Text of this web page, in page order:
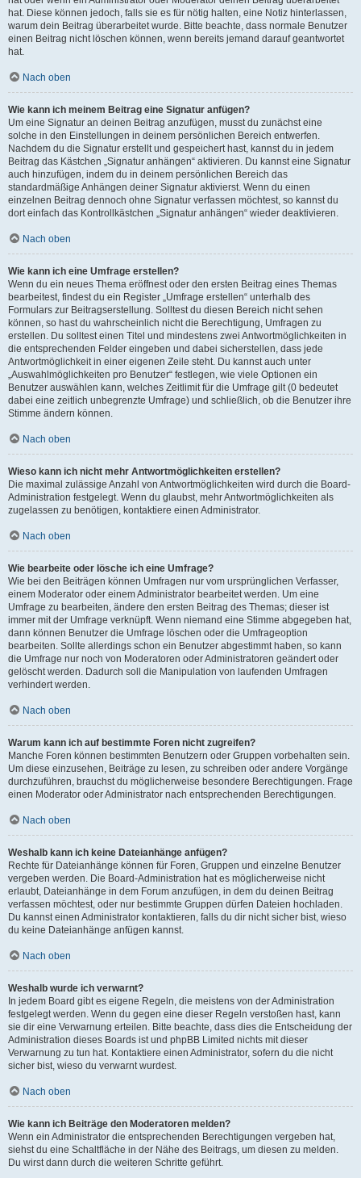
hat. Diese können jedoch, falls sie es für nötig halten, eine Notiz hinterlassen,
warum dein Beitrag überarbeitet wurde. Bitte beachte, dass normale Benutzer
einen Beitrag nicht löschen können, wenn bereits jemand darauf geantwortet
hat.
Nach oben
Wie kann ich meinem Beitrag eine Signatur anfügen?
Um eine Signatur an deinen Beitrag anzufügen, musst du zunächst eine
solche in den Einstellungen in deinem persönlichen Bereich entwerfen.
Nachdem du die Signatur erstellt und gespeichert hast, kannst du in jedem
Beitrag das Kästchen „Signatur anhängen“ aktivieren. Du kannst eine Signatur
auch hinzufügen, indem du in deinem persönlichen Bereich das
standardmäßige Anhängen deiner Signatur aktivierst. Wenn du einen
einzelnen Beitrag dennoch ohne Signatur verfassen möchtest, so kannst du
dort einfach das Kontrollkästchen „Signatur anhängen“ wieder deaktivieren.
Nach oben
Wie kann ich eine Umfrage erstellen?
Wenn du ein neues Thema eröffnest oder den ersten Beitrag eines Themas
bearbeitest, findest du ein Register „Umfrage erstellen“ unterhalb des
Formulars zur Beitragserstellung. Solltest du diesen Bereich nicht sehen
können, so hast du wahrscheinlich nicht die Berechtigung, Umfragen zu
erstellen. Du solltest einen Titel und mindestens zwei Antwortmöglichkeiten in
die entsprechenden Felder eingeben und dabei sicherstellen, dass jede
Antwortmöglichkeit in einer eigenen Zeile steht. Du kannst auch unter
„Auswahlmöglichkeiten pro Benutzer“ festlegen, wie viele Optionen ein
Benutzer auswählen kann, welches Zeitlimit für die Umfrage gilt (0 bedeutet
dabei eine zeitlich unbegrenzte Umfrage) und schließlich, ob die Benutzer ihre
Stimme ändern können.
Nach oben
Wieso kann ich nicht mehr Antwortmöglichkeiten erstellen?
Die maximal zulässige Anzahl von Antwortmöglichkeiten wird durch die Board-
Administration festgelegt. Wenn du glaubst, mehr Antwortmöglichkeiten als
zugelassen zu benötigen, kontaktiere einen Administrator.
Nach oben
Wie bearbeite oder lösche ich eine Umfrage?
Wie bei den Beiträgen können Umfragen nur vom ursprünglichen Verfasser,
einem Moderator oder einem Administrator bearbeitet werden. Um eine
Umfrage zu bearbeiten, ändere den ersten Beitrag des Themas; dieser ist
immer mit der Umfrage verknüpft. Wenn niemand eine Stimme abgegeben hat,
dann können Benutzer die Umfrage löschen oder die Umfrageoption
bearbeiten. Sollte allerdings schon ein Benutzer abgestimmt haben, so kann
die Umfrage nur noch von Moderatoren oder Administratoren geändert oder
gelöscht werden. Dadurch soll die Manipulation von laufenden Umfragen
verhindert werden.
Nach oben
Warum kann ich auf bestimmte Foren nicht zugreifen?
Manche Foren können bestimmten Benutzern oder Gruppen vorbehalten sein.
Um diese einzusehen, Beiträge zu lesen, zu schreiben oder andere Vorgänge
durchzuführen, brauchst du möglicherweise besondere Berechtigungen. Frage
einen Moderator oder Administrator nach entsprechenden Berechtigungen.
Nach oben
Weshalb kann ich keine Dateianhänge anfügen?
Rechte für Dateianhänge können für Foren, Gruppen und einzelne Benutzer
vergeben werden. Die Board-Administration hat es möglicherweise nicht
erlaubt, Dateianhänge in dem Forum anzufügen, in dem du deinen Beitrag
verfassen möchtest, oder nur bestimmte Gruppen dürfen Dateien hochladen.
Du kannst einen Administrator kontaktieren, falls du dir nicht sicher bist, wieso
du keine Dateianhänge anfügen kannst.
Nach oben
Weshalb wurde ich verwarnt?
In jedem Board gibt es eigene Regeln, die meistens von der Administration
festgelegt werden. Wenn du gegen eine dieser Regeln verstoßen hast, kann
sie dir eine Verwarnung erteilen. Bitte beachte, dass dies die Entscheidung der
Administration dieses Boards ist und phpBB Limited nichts mit dieser
Verwarnung zu tun hat. Kontaktiere einen Administrator, sofern du die nicht
sicher bist, wieso du verwarnt wurdest.
Nach oben
Wie kann ich Beiträge den Moderatoren melden?
Wenn ein Administrator die entsprechenden Berechtigungen vergeben hat,
siehst du eine Schaltfläche in der Nähe des Beitrags, um diesen zu melden.
Du wirst dann durch die weiteren Schritte geführt.